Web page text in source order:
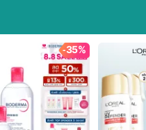
-35%